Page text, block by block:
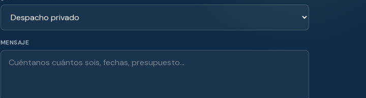
MENSAJE